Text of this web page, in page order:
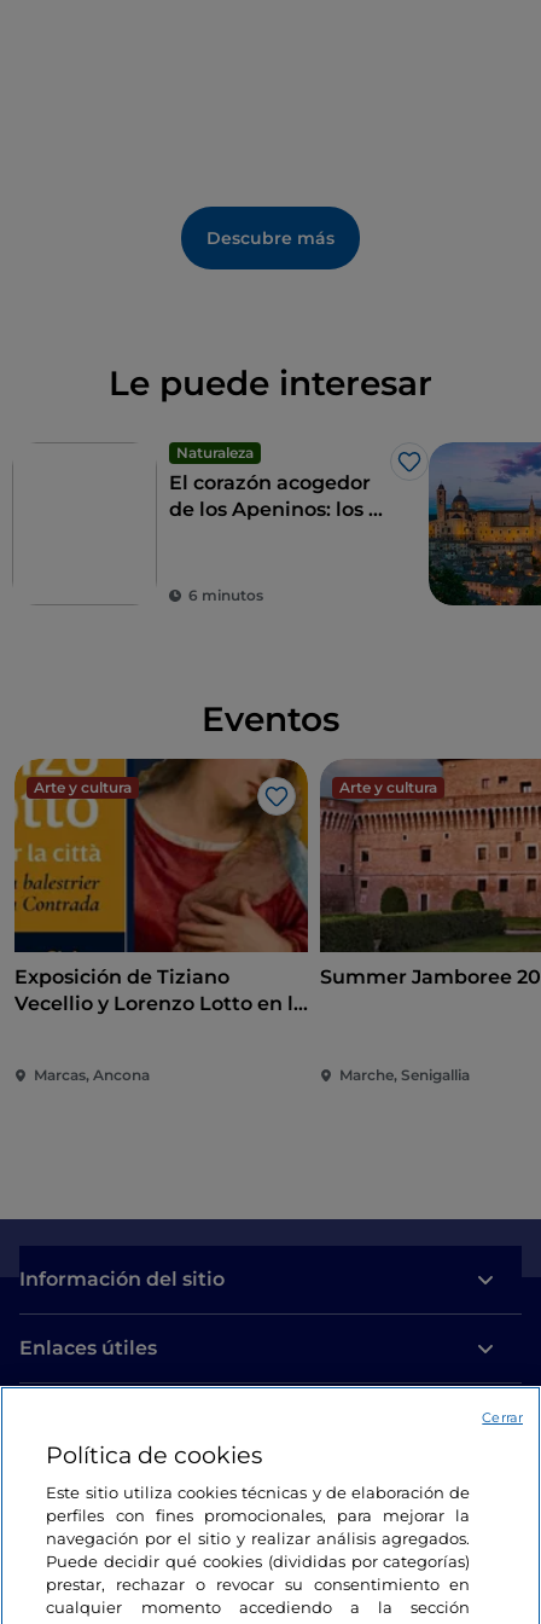
Descubre más
Le puede interesar
Naturaleza
Me gusta
El corazón acogedor
de los Apeninos: los 9
6 minutos
Eventos
Arte y cultura
Me gusta
Exposición de Tiziano
Vecellio y Lorenzo Lotto en la
Marcas, Ancona
Arte y cultura
Summer Jamboree
Marche, Senigallia
Información del sitio
Enlaces útiles
Estamos en contacto
Política de cookies
Este sitio utiliza cookies técnicas y de elaboración de
perfiles con fines promocionales, para mejorar la
navegación por el sitio y realizar análisis agregados.
Puede decidir qué cookies (divididas por categorías)
prestar, rechazar o revocar su consentimiento en
cualquier momento accediendo a la sección
Cerrar